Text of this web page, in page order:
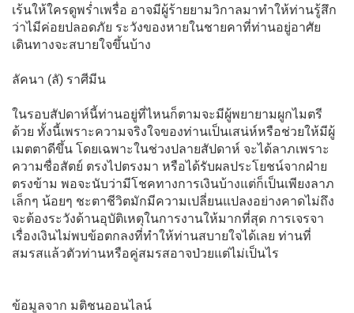
เร้นให้ใครดูพร่ำเพรื่อ อาจมีผู้ร้ายยามวิกาลมาทำให้ท่านรู้สึก
ว่าไมีค่อยปลอดภัย ระวังของหายในชายคาที่ท่านอยู่อาศัย
เดินทางจะสบายใจขึ้นบ้าง
ลัคนา (ลั) ราศีมีน
ในรอบสัปดาห์นี้ท่านอยู่ที่ไหนก็ตามจะมีผู้พยายามผูกไมตรี
ด้วย ทั้งนี้เพราะความจริงใจของท่านเป็นเสน่ห์หรือช่วยให้มีผู้
เมตตาดีขึ้น โดยเฉพาะในช่วงปลายสัปดาห์ จะได้ลาภเพราะ
ความซื่อสัตย์ ตรงไปตรงมา หรือได้รับผลประโยชน์จากฝ่าย
ตรงข้าม พอจะนับว่ามีโชคทางการเงินบ้างแต่ก็เป็นเพียงลาภ
เล็กๆ น้อยๆ ชะตาชีวิตมักมีความเปลี่ยนแปลงอย่างคาดไม่ถึง
จะต้องระวังด้านอุบัติเหตุในการงานให้มากที่สุด การเจรจา
เรื่องเงินไม่พบข้อตกลงที่ทำให้ท่านสบายใจได้เลย ท่านที่
สมรสแล้วตัวท่านหรือคู่สมรสอาจป่วยแต่ไม่เป็นไร
ข้อมูลจาก มติชนออนไลน์